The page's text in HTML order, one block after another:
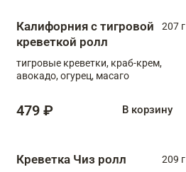
Калифорния с тигровой
креветкой ролл
207 г
тигровые креветки, краб-крем,
авокадо, огурец, масаго
479 ₽ В корзину
Креветка Чиз ролл 209 г